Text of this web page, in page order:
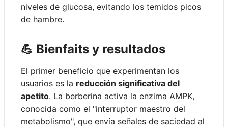
niveles de glucosa, evitando los temidos picos
de hambre.
💪 Bienfaits y resultados
El primer beneficio que experimentan los
usuarios es la reducción significativa del
apetito. La berberina activa la enzima AMPK,
conocida como el "interruptor maestro del
metabolismo", que envía señales de saciedad al